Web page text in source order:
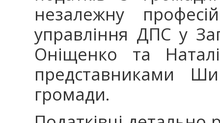
незалежну
управління ДПС у
Оніщенко та
представниками
громади.